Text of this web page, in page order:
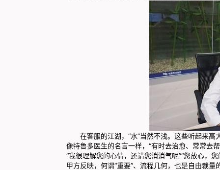
在客服的江湖，“水”当然不浅。这些听起来高
像特鲁多医生的名言一样，“有时去治愈、常常去
“我很理解您的心情，还请您消消气呢”“您放心，
甲方反映，何谓“重要”、流程几何，也是自由裁